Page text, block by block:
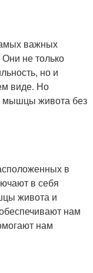
важных
не только
но и
виде. Но
мышцы живота без
в
в себя
живота и
нам
нам